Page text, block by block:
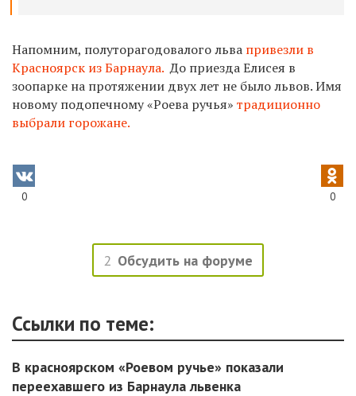
Напомним, полуторагодовалого льва привезли в
Красноярск из Барнаула. До приезда Елисея в
зоопарке на протяжении двух лет не было львов. Имя
новому подопечному «Роева ручья» традиционно
выбрали горожане.
0 0
2 Обсудить на форуме
Ссылки по теме:
В красноярском «Роевом ручье» показали
переехавшего из Барнаула львенка